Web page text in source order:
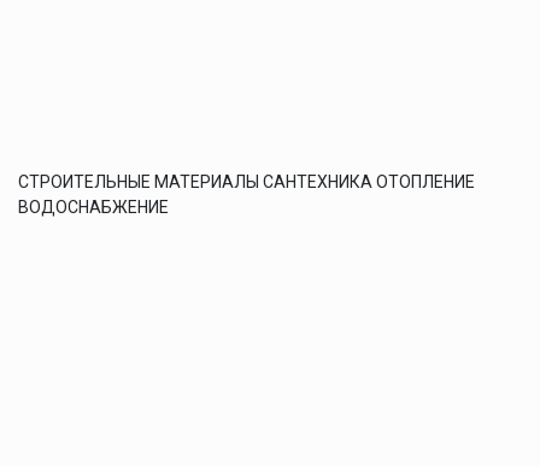
СТРОИТЕЛЬНЫЕ МАТЕРИАЛЫ САНТЕХНИКА ОТОПЛЕНИЕ
ВОДОСНАБЖЕНИЕ